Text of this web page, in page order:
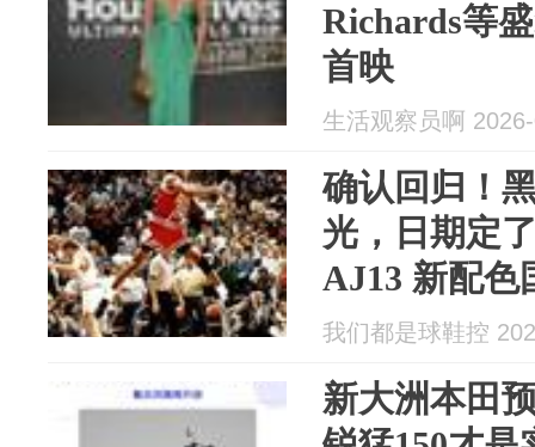
Richards等
首映
生活观察员啊
确认回归！
光，日期定
AJ13 新配色
我们都是球鞋控
新大洲本田